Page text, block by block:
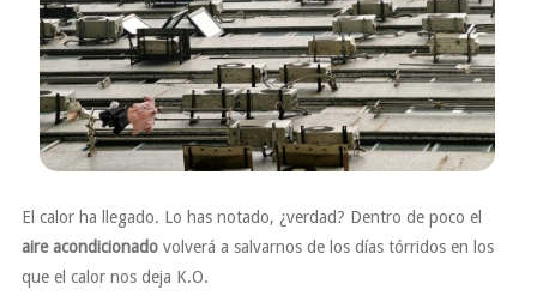
El calor ha llegado. Lo has notado, ¿verdad? Dentro de poco el
aire acondicionadovolverá a salvarnos de los días tórridos en los
que el calor nos deja K.O.